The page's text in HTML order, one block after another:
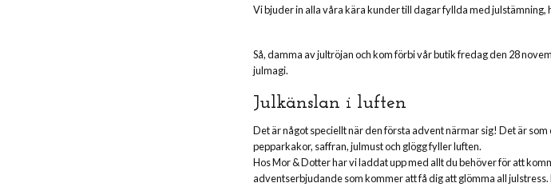
Vi bjuder in alla våra kära kunder till dagar fyllda med
Så, damma av jultröjan och kom förbi vår butik fredag den 28
julmagi.
Julkänslan i luften
Det är något speciellt när den första advent närmar sig! Det är
pepparkakor, saffran, julmust och glögg fyller luften.
Hos Mor & Dotter har vi laddat upp med allt du behöver för att
adventserbjudande som kommer att få dig att glömma all